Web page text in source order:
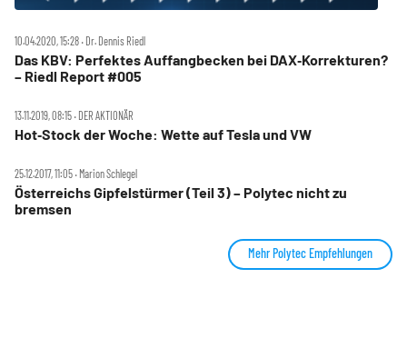
10.04.2020, 15:28 ‧ Dr. Dennis Riedl
Das KBV: Perfektes Auffangbecken bei DAX‑Korrekturen?
– Riedl Report #005
13.11.2019, 08:15 ‧ DER AKTIONÄR
Hot‑Stock der Woche: Wette auf Tesla und VW
25.12.2017, 11:05 ‧ Marion Schlegel
Österreichs Gipfelstürmer (Teil 3) – Polytec nicht zu
bremsen
Mehr Polytec Empfehlungen